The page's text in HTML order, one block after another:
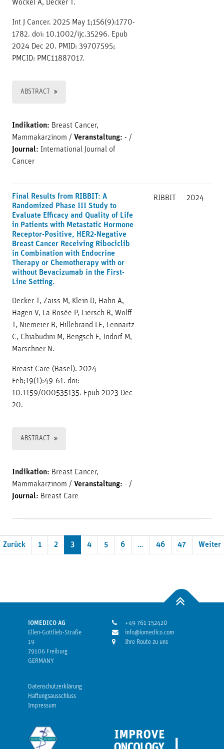
Wöckel A, Decker T.
Int J Cancer. 2025 May 1;156(9):1770-
1782. doi: 10.1002/ijc.35296. Epub
2024 Dec 20. PMID: 39707595;
PMCID: PMC11887017.
ABSTRACT
Indikation: Breast Cancer,
Mammakarzinom / Veranstaltung: - /
Journal: International Journal of
Cancer
Final Results from RIBBIT: A
Randomized Phase III Study to
Evaluate Efficacy and Quality of Life
in Patients with Metastatic Hormone
Receptor-Positive, HER2-Negative
Breast Cancer Receiving Ribociclib
in Combination with Endocrine
Therapy or Chemotherapy with or
without Bevacizumab in the First-
Line Setting.
Decker T, Zaiss M, Klein D, Hahn A,
Hagen V, La Rosée P, Liersch R, Wolff
T, Niemeier B, Hillebrand LE, Lennartz
C, Chiabudini M, Bengsch F, Indorf M,
Marschner N.
Breast Care (Basel). 2024
Feb;19(1):49-61. doi:
10.1159/000535135. Epub 2023 Dec
20.
ABSTRACT
Indikation: Breast Cancer,
Mammakarzinom / Veranstaltung: - /
Journal: Breast Care
RIBBIT 2024
Zurück 1 2 3 4 5 6 … 46 47 Weiter
iOMEDICO AG
Ellen-Gottlieb-Straße
19
79106 Freiburg
GERMANY
+49 761 152420
info@iomedico.com
Ihre Route zu uns
Datenschutzerklärung
Haftungsausschluss
Impressum